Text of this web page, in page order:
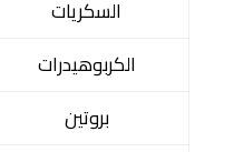
السكريات
الكربوهيدرات
بروتين